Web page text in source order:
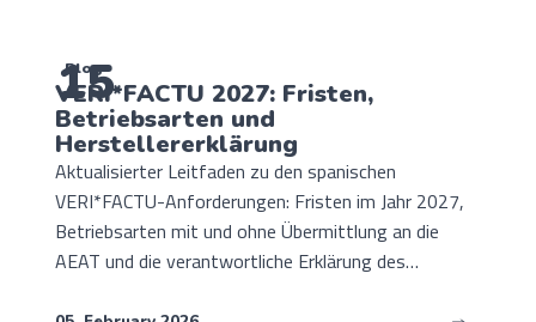
15
Blog
VERI*FACTU 2027: Fristen,
Betriebsarten und
Herstellererklärung
Aktualisierter Leitfaden zu den spanischen
VERI*FACTU-Anforderungen: Fristen im Jahr 2027,
Betriebsarten mit und ohne Übermittlung an die
AEAT und die verantwortliche Erklärung des